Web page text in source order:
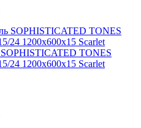
SOPHISTICATED TONES
1200x600x15 Scarlet